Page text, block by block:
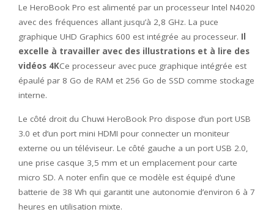
Le HeroBook Pro est alimenté par un processeur Intel N4020
avec des fréquences allant jusqu’à 2,8 GHz. La puce
graphique UHD Graphics 600 est intégrée au processeur. Il
excelle à travailler avec des illustrations et à lire des
vidéos 4KCe processeur avec puce graphique intégrée est
épaulé par 8 Go de RAM et 256 Go de SSD comme stockage
interne.
Le côté droit du Chuwi HeroBook Pro dispose d’un port USB
3.0 et d’un port mini HDMI pour connecter un moniteur
externe ou un téléviseur. Le côté gauche a un port USB 2.0,
une prise casque 3,5 mm et un emplacement pour carte
micro SD. A noter enfin que ce modèle est équipé d’une
batterie de 38 Wh qui garantit une autonomie d’environ 6 à 7
heures en utilisation mixte.